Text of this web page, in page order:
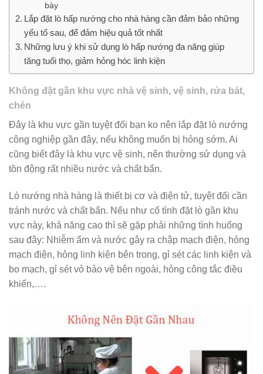
bày
Lắp đặt lò hấp nướng cho nhà hàng cần đảm bảo những
yếu tố sau, để đảm hiệu quả tốt nhất
Những lưu ý khi sử dụng lò hấp nướng đa năng giúp
tăng tuổi thọ, giảm hỏng hóc linh kiện
Không đặt gần khu vực nhà vệ sinh, vệ sinh, rửa bát,
chén
Đây là khu vực gần tuyệt đối bạn ko nên lắp đặt lò nướng
công nghiệp gần đây, nếu không muốn bị hỏng sớm. Ai
cũng biết đây là khu vực vệ sinh, nên thường sử dụng và
tồn động rất nhiều nước và chất bẩn.
Lò nướng nhà hàng là thiết bị cơ và điện tử, tuyệt đối cần
tránh nước và chất bẩn. Nếu như cố tình đặt lò gần khu
vực này, khả năng cao thì sẽ gặp phải những tình huống
sau đây: Nhiễm ẩm và nước gây ra chập mạch điện, hỏng
mạch điện, hỏng linh kiện bên trong, gỉ sét các linh kiện và
bo mạch, gỉ sét vỏ bảo vệ bên ngoài, hỏng công tắc điều
khiển,….